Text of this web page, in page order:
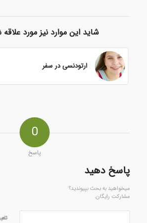
شاید این موارد نیز مورد
ارتودنسی در سفر
0
پاسخ
پاسخ دهید
میخواهید به بحث بپیوندید؟
مشارکت رایگان.
نام